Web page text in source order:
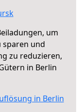
um
sparen und
zu reduzieren,
in Berlin
in Berlin